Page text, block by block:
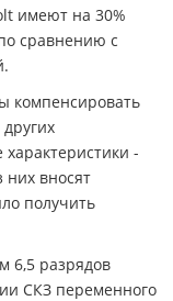
имеют на 30%
сравнению с
компенсировать
-
них вносят
получить
6,5 разрядов
СКЗ переменного